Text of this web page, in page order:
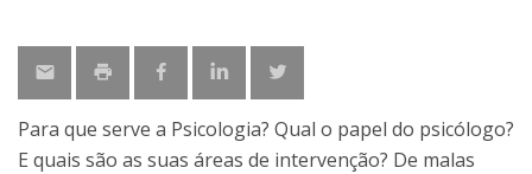
Para que serve a Psicologia? Qual o papel do psicólogo?
E quais são as suas áreas de intervenção? De malas